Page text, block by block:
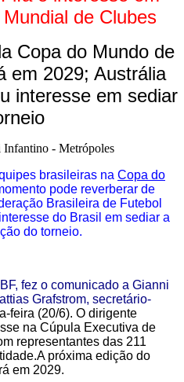
de Clubes
Copa do Mundo de
em 2029; Austrália
interesse em sediar
brasileiras na Copa do
pode reverberar de
Brasileira de Futebol
do Brasil em sediar a
do torneio.
fez o comunicado a Gianni
Grafstrom, secretário-
feira (20/6). O dirigente
na Cúpula Executiva de
representantes das 211
próxima edição do
em 2029.